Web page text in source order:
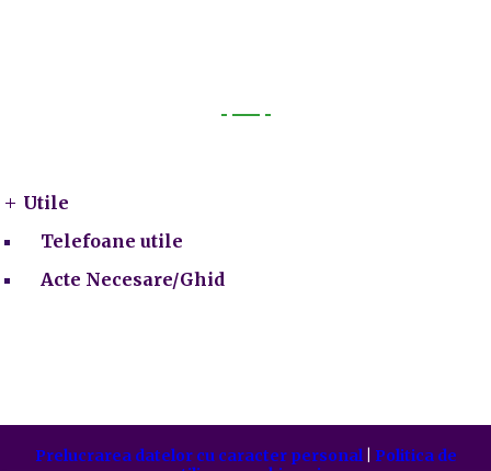
Utile
Telefoane utile
Acte Necesare/Ghid
Prelucrarea datelor cu caracter personal| Politica de